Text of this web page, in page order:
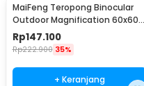
MaiFeng Teropong Binocular
Outdoor Magnification 60x60
160000M - A4163
Rp147.100
Rp222.900 35%
+ Keranjang